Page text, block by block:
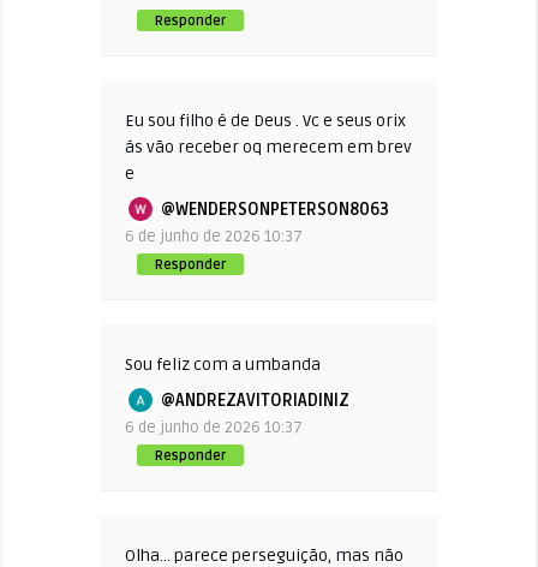
Responder
Eu sou filho é de Deus . Vc e seus orix
ás vão receber oq merecem em brev
e
@WENDERSONPETERSON8063
6 de junho de 2026 10:37
Responder
Sou feliz com a umbanda
@ANDREZAVITORIADINIZ
6 de junho de 2026 10:37
Responder
Olha… parece perseguição, mas não